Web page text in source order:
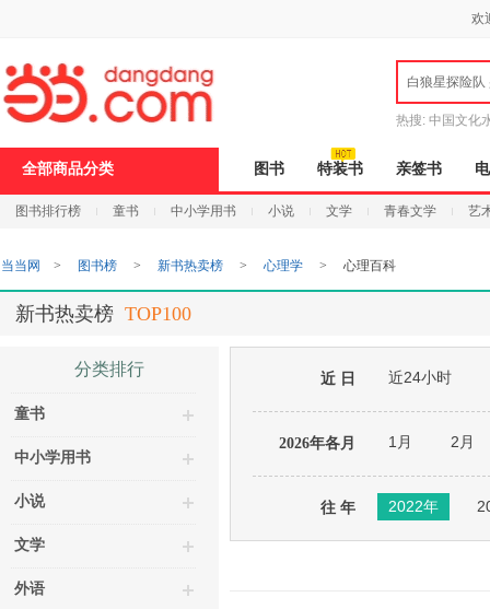
打
开
无
障
页
加
欢
白狼星探险队
热搜: 中国文化
全部商品分类 图书 特装书 亲签书
图书排行榜 童书 中小学用书 小说 文学 青春文学 艺
当当网 > 图书榜 > 新书热卖榜 > 心理学 > 心理百科
新书热卖榜 TOP100
分类排行
童书
中小学用书
小说
文学
外语
近 日 近24小时
2026年各月 1月 2月
往 年 2022年